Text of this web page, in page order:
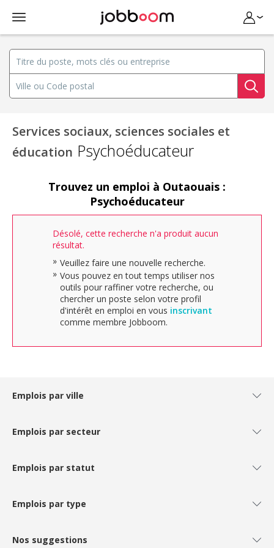
Services sociaux, sciences sociales et
éducation Psychoéducateur
Trouvez un emploi à Outaouais :
Psychoéducateur
Désolé, cette recherche n'a produit aucun
résultat.
Veuillez faire une nouvelle recherche.
Vous pouvez en tout temps utiliser nos
outils pour raffiner votre recherche, ou
chercher un poste selon votre profil
d'intérêt en emploi en vous inscrivant
comme membre Jobboom.
Emplois par ville
Emplois par secteur
Emplois par statut
Emplois par type
Nos suggestions